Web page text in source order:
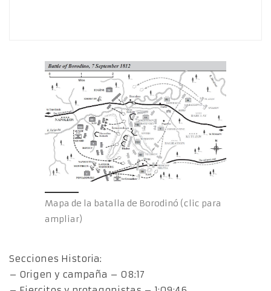
Mapa de la batalla de Borodinó (clic para
ampliar)
Secciones Historia:
– Origen y campaña – 08:17